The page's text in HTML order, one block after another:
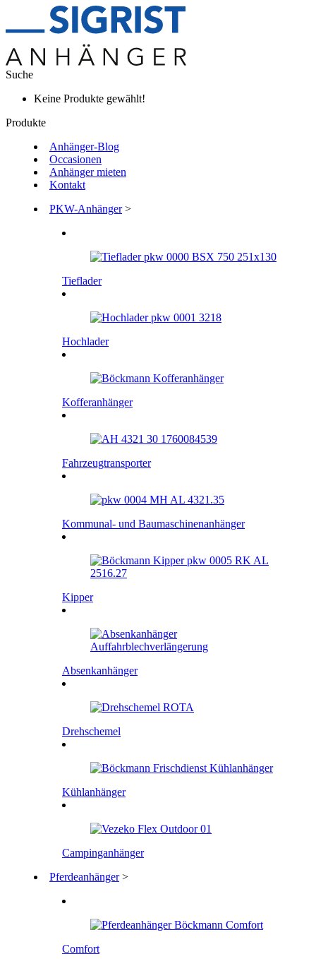
Suche
Keine Produkte gewählt!
Produkte
Anhänger-Blog
Occasionen
Anhänger mieten
Kontakt
PKW-Anhänger >
Tieflader
Hochlader
Kofferanhänger
Fahrzeugtransporter
Kommunal- und Baumaschinenanhänger
Kipper
Absenkanhänger
Drehschemel
Kühlanhänger
Campinganhänger
Pferdeanhänger >
Comfort